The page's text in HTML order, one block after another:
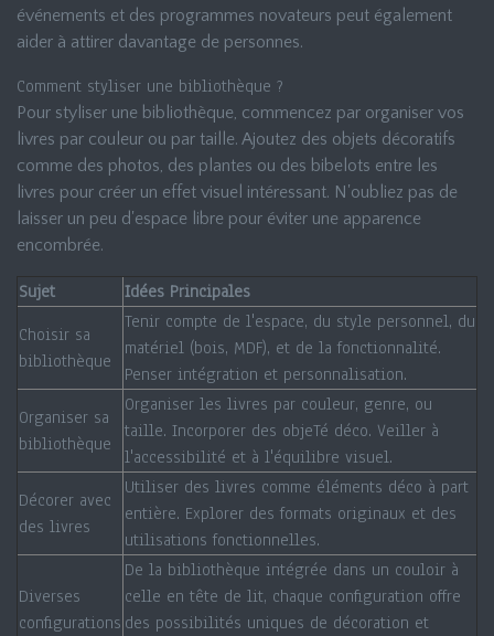
événements et des programmes novateurs peut également
aider à attirer davantage de personnes.
Comment styliser une bibliothèque ?
Pour styliser une bibliothèque, commencez par organiser vos
livres par couleur ou par taille. Ajoutez des objets décoratifs
comme des photos, des plantes ou des bibelots entre les
livres pour créer un effet visuel intéressant. N'oubliez pas de
laisser un peu d'espace libre pour éviter une apparence
encombrée.
Sujet
Idées Principales
Choisir sa
bibliothèque
Tenir compte de l'espace, du style personnel, du
matériel (bois, MDF), et de la fonctionnalité.
Penser intégration et personnalisation.
Organiser sa
bibliothèque
Organiser les livres par couleur, genre, ou
taille. Incorporer des objeTé déco. Veiller à
l'accessibilité et à l'équilibre visuel.
Décorer avec
des livres
Utiliser des livres comme éléments déco à part
entière. Explorer des formats originaux et des
utilisations fonctionnelles.
Diverses
configurations
De la bibliothèque intégrée dans un couloir à
celle en tête de lit, chaque configuration offre
des possibilités uniques de décoration et